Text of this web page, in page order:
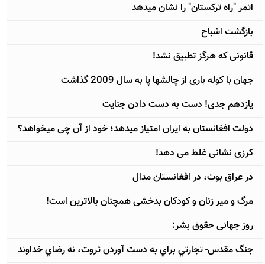
اتمر "راه ترکستان" را نشان میدهد
بازگشت اشباح
قانونی که هرگز تطبیق نشد!
جهان با کوله باری از چالشها پا به سال 2009 گذاشت
یازدهم جدی! دست به دست دادن جنایت
دولت افغانستان به ایران امتیاز میدهد؛ خود از آن چی میخواهد؟
کرزی نشانی غلط می دهد!
در عراق بوت، در افغانستان مدال
مرگ و میر زنان و کودکان بدخشی همچنان بالاترین است!
روز جهانی حقوق بشر:
جنگ مقدس- تجارتي براي به دست آوردن ثروت، نه رضاي خداوند